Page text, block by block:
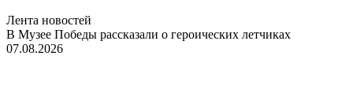
Лента новостей
В Музее Победы рассказали о героических летчиках
07.08.2026